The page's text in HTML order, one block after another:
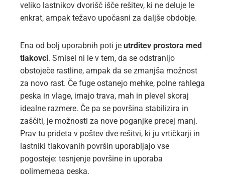
veliko lastnikov dvorišč išče rešitev, ki ne deluje le
enkrat, ampak težavo upočasni za daljše obdobje.
Ena od bolj uporabnih poti je utrditev prostora med
tlakovci. Smisel ni le v tem, da se odstranijo
obstoječe rastline, ampak da se zmanjša možnost
za novo rast. Če fuge ostanejo mehke, polne rahlega
peska in vlage, imajo trava, mah in plevel skoraj
idealne razmere. Če pa se površina stabilizira in
zaščiti, je možnosti za nove poganjke precej manj.
Prav tu prideta v poštev dve rešitvi, ki ju vrtičkarji in
lastniki tlakovanih površin uporabljajo vse
pogosteje: tesnjenje površine in uporaba
polimernega peska.